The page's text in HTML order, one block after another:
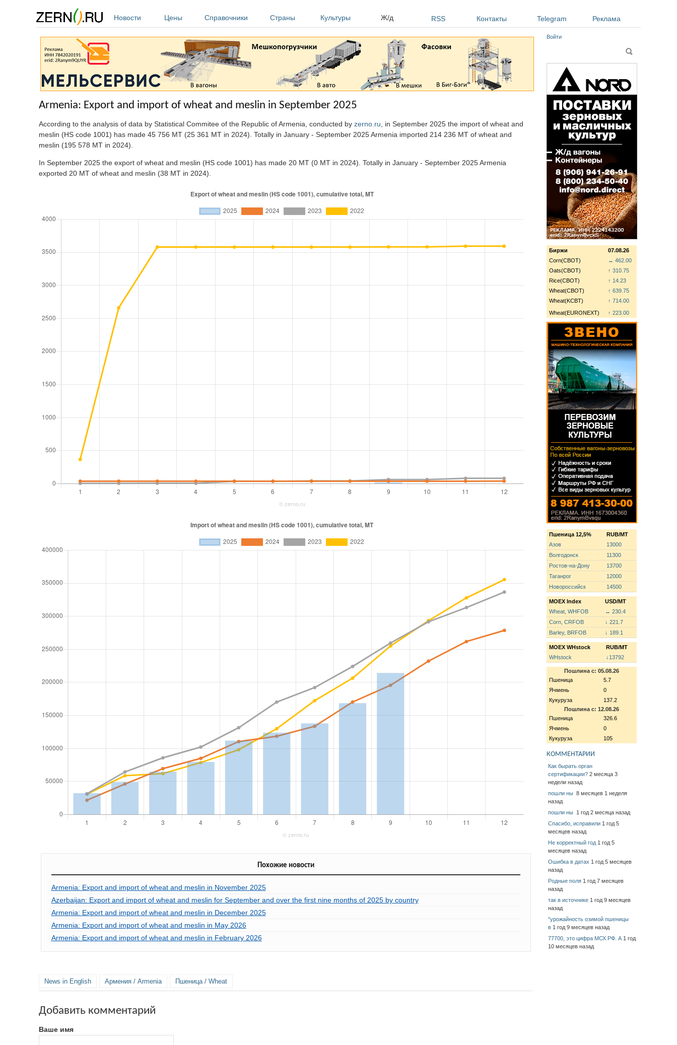
Новости
Цены Справочники Страны Культуры Ж/д RSS Контакты Telegram Реклама
Armenia: Export and import of wheat and meslin in September 2025
According to the analysis of data by Statistical Commitee of the Republic of Armenia, conducted by zerno.ru , in September 2025 the import of wheat and
meslin (HS code 1001) has made 45 756 MT (25 361 MT in 2024). Totally in January - September 2025 Armenia imported 214 236 MT of wheat and
meslin (195 578 MT in 2024).
In September 2025 the export of wheat and meslin (HS code 1001) has made 20 MT (0 MT in 2024). Totally in January - September 2025 Armenia
exported 20 MT of wheat and meslin (38 MT in 2024).
Похожие новости
Armenia: Export and import of wheat and meslin in November 2025
Azerbaijan: Export and import of wheat and meslin for September and over the first nine months of 2025 by country
Armenia: Export and import of wheat and meslin in December 2025
Armenia: Export and import of wheat and meslin in May 2026
Armenia: Export and import of wheat and meslin in February 2026
News in English Армения / Armenia Пшеница / Wheat
Добавить комментарий
Ваше имя
Войти
Поиск
Биржи
07.08.26
Corn(CBOT)
↔ 462.00
Oats(CBOT)
↑ 310.75
Rice(CBOT)
↑ 14.23
Wheat(CBOT)
↑ 639.75
Wheat(KCBT)
↑ 714.00
Wheat(EURONEXT)
↑ 223.00
Пшеница 12,5%
RUB/MT
Азов
13000
Волгодонск
11300
Ростов-на-Дону
13700
Таганрог
12000
Новороссийск
14500
MOEX Index
USD/MT
Wheat, WHFOB
↔ 230.4
Corn, CRFOB
↓ 221.7
Barley, BRFOB
↓ 189.1
MOEX WHstock
RUB/MT
WHstock
↓13792
Пошлина с: 05.08.26
Пшеница
5.7
Ячмень
0
Кукуруза
137.2
Пошлина с: 12.08.26
Пшеница
326.6
Ячмень
0
Кукуруза
105
КОММЕНТАРИИ
Как бырать орган
сертификации? 2 месяца 3
недели назад
пошли ны 8 месяцев 1 неделя
назад
пошли ны 1 год 2 месяца назад
Спасибо, исправили 1 год 5
месяцев назад
Не корректный год 1 год 5
месяцев назад
Ошибка в датах 1 год 5 месяцев
назад
Родные поля 1 год 7 месяцев
назад
так в источнике 1 год 9 месяцев
назад
"урожайность озимой пшеницы
в 1 год 9 месяцев назад
77700, это цифра МСХ РФ. А 1 год
10 месяцев назад